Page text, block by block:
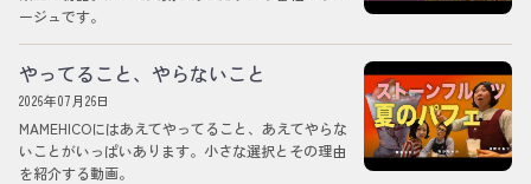
ージュです。
やってること、やらないこと
2026年07月26日
MAMEHICOにはあえてやってること、あえてやらな
いことがいっぱいあります。小さな選択とその理由
を紹介する動画。